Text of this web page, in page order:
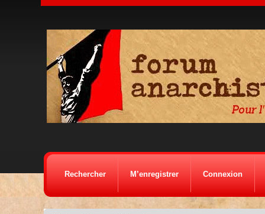
Rechercher M’enregistrer Connexion